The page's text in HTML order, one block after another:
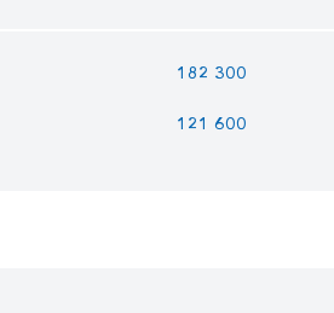
182 300
121 600